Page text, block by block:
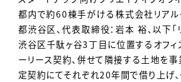
都内で約60棟手がける株式会社リアル
都渋谷区、代表取締役：岩本 裕、以下「
渋谷区千駄ヶ谷3丁目に位置するオフィ
ーリース契約、併せて隣接する土地を
定契約にてそれぞれ20年間で借り上げ